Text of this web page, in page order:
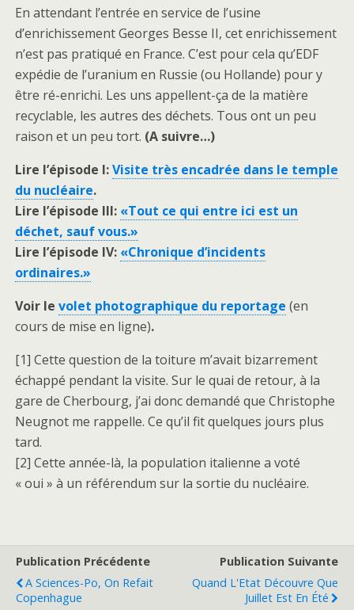
En attendant l’entrée en service de l’usine
d’enrichissement Georges Besse II, cet enrichissement
n’est pas pratiqué en France. C’est pour cela qu’EDF
expédie de l’uranium en Russie (ou Hollande) pour y
être ré-enrichi. Les uns appellent-ça de la matière
recyclable, les autres des déchets. Tous ont un peu
raison et un peu tort. (A suivre…)
Lire l’épisode I:Visite très encadrée dans le temple
du nucléaire.
Lire l’épisode III: «Tout ce qui entre ici est un
déchet, sauf vous.»
Lire l’épisode IV: «Chronique d’incidents
ordinaires.»
Voir le volet photographique du reportage (en
cours de mise en ligne).
[1] Cette question de la toiture m’avait bizarrement
échappé pendant la visite. Sur le quai de retour, à la
gare de Cherbourg, j’ai donc demandé que Christophe
Neugnot me rappelle. Ce qu’il fit quelques jours plus
tard.
[2] Cette année-là, la population italienne a voté
« oui » à un référendum sur la sortie du nucléaire.
Publication Précédente
A Sciences-Po, On Refait
Copenhague
Publication Suivante
Quand L'Etat Découvre Que
Juillet Est En Été